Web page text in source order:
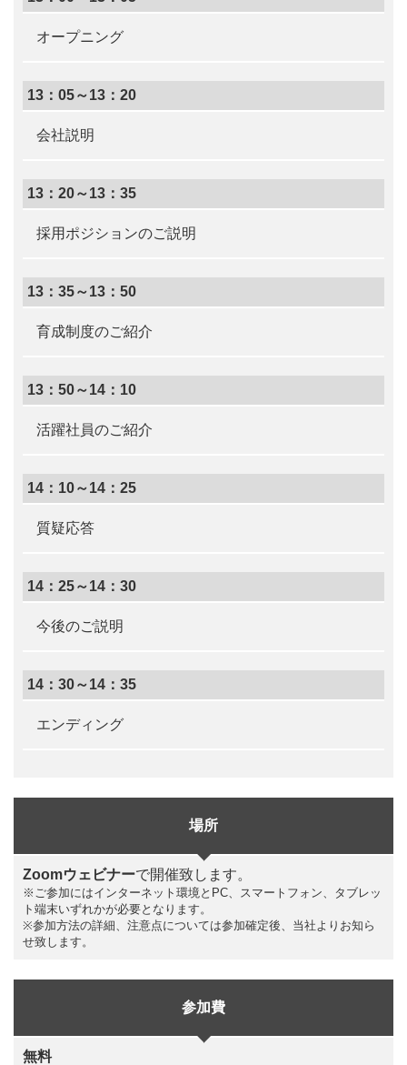
オープニング
13：05～13：20
会社説明
13：20～13：35
採用ポジションのご説明
13：35～13：50
育成制度のご紹介
13：50～14：10
活躍社員のご紹介
14：10～14：25
質疑応答
14：25～14：30
今後のご説明
14：30～14：35
エンディング
場所
Zoomウェビナーで開催致します。
※ご参加にはインターネット環境とPC、スマートフォン、タブレッ
ト端末いずれかが必要となります。
※参加方法の詳細、注意点については参加確定後、当社よりお知ら
せ致します。
参加費
無料